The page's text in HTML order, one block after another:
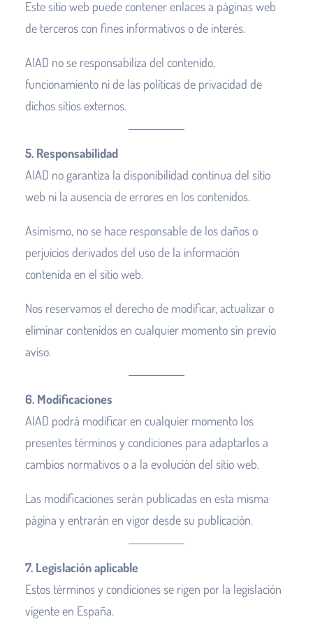
Este sitio web puede contener enlaces a páginas web
de terceros con fines informativos o de interés.
AIAD no se responsabiliza del contenido,
funcionamiento ni de las políticas de privacidad de
dichos sitios externos.
5. Responsabilidad
AIAD no garantiza la disponibilidad continua del sitio
web ni la ausencia de errores en los contenidos.
Asimismo, no se hace responsable de los daños o
perjuicios derivados del uso de la información
contenida en el sitio web.
Nos reservamos el derecho de modificar, actualizar o
eliminar contenidos en cualquier momento sin previo
aviso.
6. Modificaciones
AIAD podrá modificar en cualquier momento los
presentes términos y condiciones para adaptarlos a
cambios normativos o a la evolución del sitio web.
Las modificaciones serán publicadas en esta misma
página y entrarán en vigor desde su publicación.
7. Legislación aplicable
Estos términos y condiciones se rigen por la legislación
vigente en España.